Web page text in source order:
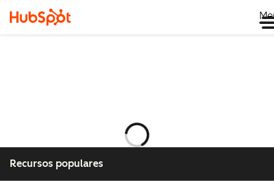
Carregando
Recursos populares